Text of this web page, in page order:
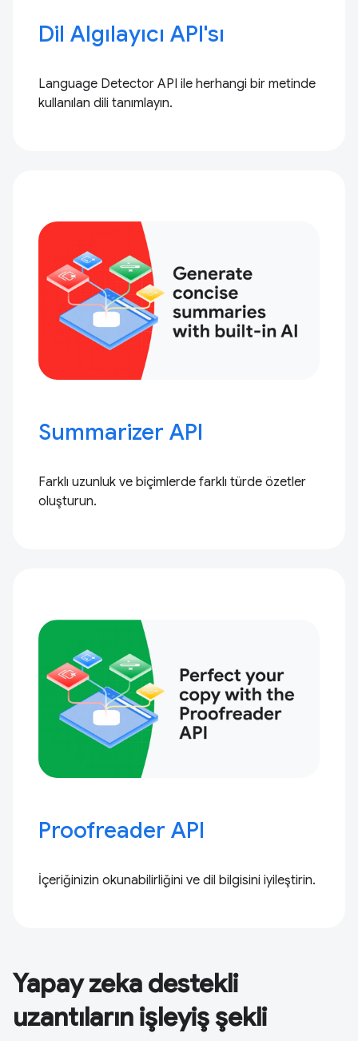
Dil Algılayıcı API'sı
Language Detector API ile herhangi bir metinde
kullanılan dili tanımlayın.
Summarizer API
Farklı uzunluk ve biçimlerde farklı türde özetler
oluşturun.
Proofreader API
İçeriğinizin okunabilirliğini ve dil bilgisini iyileştirin.
Yapay zeka destekli
uzantıların işleyiş şekli